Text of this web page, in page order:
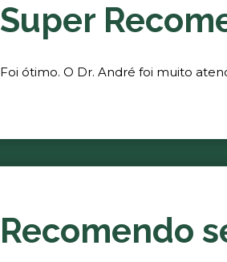
Super
Foi ótimo. O Dr. André foi muito
Recomendo